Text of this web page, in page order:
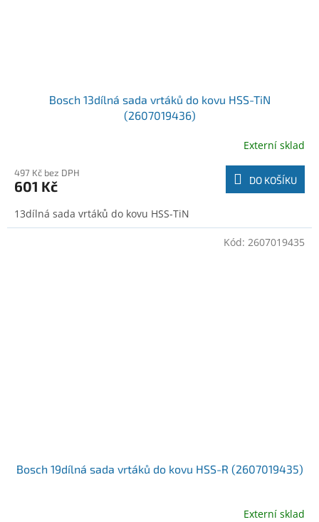
Bosch 13dílná sada vrtáků do kovu HSS-TiN
(2607019436)
Externí sklad
497 Kč bez DPH
601 Kč DO KOŠÍKU
13dílná sada vrtáků do kovu HSS-TiN
Bosch 19dílná sada vrtáků do kovu HSS-R (2607019435)
Externí sklad
Kód: 2607019435